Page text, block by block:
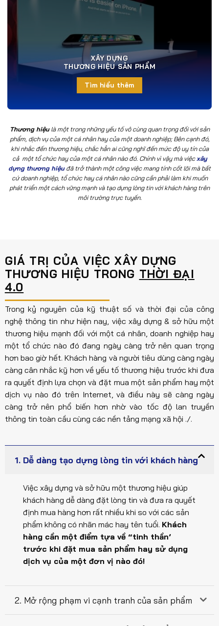
XÂY DỰNG
THƯƠNG HIỆU SẢN PHẨM
Tìm hiểu thêm
Thương hiệulà một trong những yếu tố vô cùng quan trọng đối với sản
phẩm, dịch vụ của một cá nhân hay của một doanh nghiệp; Bên cạnh đó,
khi nhắc đến thương hiệu, chắc hẳn ai cũng nghĩ đến mức độ uy tín của
cả một tổ chức hay của một cá nhân nào đó. Chính vì vậy mà việcxây
dựng thương hiệuđã trở thành một công việc mang tính cốt lõi mà bất
cứ doanh nghiệp, tổ chức hay cá nhân nào cũng cần phải làm khi muốn
phát triển một cách vững mạnh và tạo dựng lòng tin với khách hàng trên
môi trường trực tuyến.
GIÁ TRỊ CỦA VIỆC XÂY DỰNG
THƯƠNG HIỆU TRONG THỜI ĐẠI
4.0
Trong kỷ nguyên của kỹ thuật số và thời đại của công
nghệ thông tin như hiện nay, việc xây dựng & sở hữu một
thương hiệu mạnh đối với một cá nhân, doanh nghiệp hay
một tổ chức nào đó đang ngày càng trở nên quan trọng
hơn bao giờ hết. Khách hàng và người tiêu dùng càng ngày
càng cân nhắc kỹ hơn về yếu tố thương hiệu trước khi đưa
ra quyết định lựa chọn và đặt mua một sản phẩm hay một
dịch vụ nào đó trên Internet, và điều này sẽ càng ngày
càng trở nên phổ biến hơn nhờ vào tốc độ lan truyền
thông tin toàn cầu cùng các nền tảng mạng xã hội ./.
1. Dễ dàng tạo dựng lòng tin với khách hàng
Việc xây dựng và sở hữu một thương hiệu giúp
khách hàng dễ dàng đặt lòng tin và đưa ra quyết
định mua hàng hơn rất nhiều khi so với các sản
phẩm không có nhãn mác hay tên tuổi. Khách
hàng cần một điểm tựa về “tinh thần’
trước khi đặt mua sản phẩm hay sử dụng
dịch vụ của một đơn vị nào đó!
2. Mở rộng phạm vi cạnh tranh của sản phẩm